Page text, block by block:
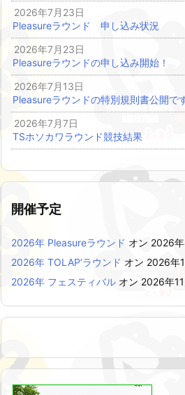
2026年7月23日
Pleasureラウンド 申し込み状況
2026年7月23日
Pleasureラウンドの申し込み開始！
2026年7月13日
Pleasureラウンドの特別規則書公開で
2026年7月7日
TSホソカワラウンド競技結果
開催予定
2026年 Pleasureラウンド オン 2026
2026年 TOLAP’ラウンド オン 2026年
2026年 フェスティバル オン 2026年